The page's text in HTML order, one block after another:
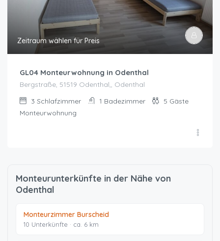
Zeitraum wählen für Preis
GL04 Monteurwohnung in Odenthal
Bergstraße, 51519 Odenthal,, Odenthal
3 Schlafzimmer 1 Badezimmer 5 Gäste
Monteurwohnung
Monteurunterkünfte in der Nähe von
Odenthal
Monteurzimmer Burscheid
10 Unterkünfte · ca. 6 km